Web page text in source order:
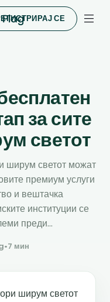
СЕ
за сите
светот
ширум светот можат
премиум услуги
и вештачка
институции се
преди...
•7 мин
ширум светот